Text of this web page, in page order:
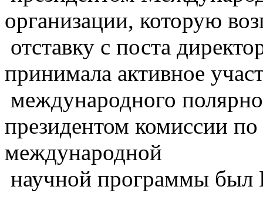
организации, которую
отставку с поста
принимала активное
международного
президентом комиссии
международной
научной программы был